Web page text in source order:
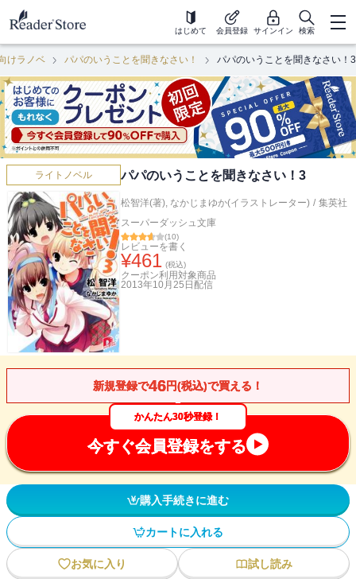
はじめて 会員登録 サインイン 検索
けラノベ パパのいうことを聞きなさい！ パパのいうことを聞きなさい！3
ライトノベル パパのいうことを聞きなさい！3
松智洋(著), なかじまゆか(イラストレーター) / 集英社
スーパーダッシュ文庫
(10)
レビューを書く
¥461 (税込)
クーポン利用対象商品
2013年10月25日 配信
新規登録で46円(税込)で買える！
かんたん30秒登録！
今すぐ会員登録をする
購入手続きに進む
カートに入れる
お気に入り
試し読み